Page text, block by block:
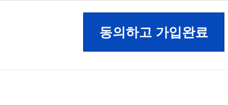
동의하고 가입완료